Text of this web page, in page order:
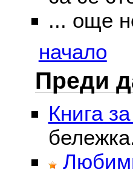
... още
начало
Преди
Книга